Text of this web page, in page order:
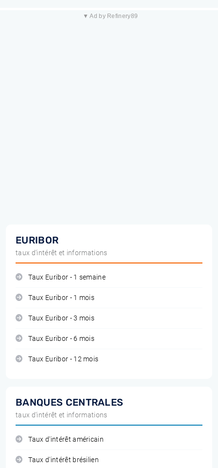
▼ Ad by Refinery89
EURIBOR
taux d'intérêt et informations
Taux Euribor - 1 semaine
Taux Euribor - 1 mois
Taux Euribor - 3 mois
Taux Euribor - 6 mois
Taux Euribor - 12 mois
BANQUES CENTRALES
taux d'intérêt et informations
Taux d'intérêt américain
Taux d'intérêt brésilien